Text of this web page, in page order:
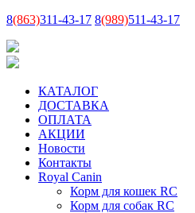
8(863)311-43-17 8(989)511-43-17
КАТАЛОГ
ДОСТАВКА
ОПЛАТА
АКЦИИ
Новости
Контакты
Royal Canin
Корм для кошек RC
Корм для собак RC